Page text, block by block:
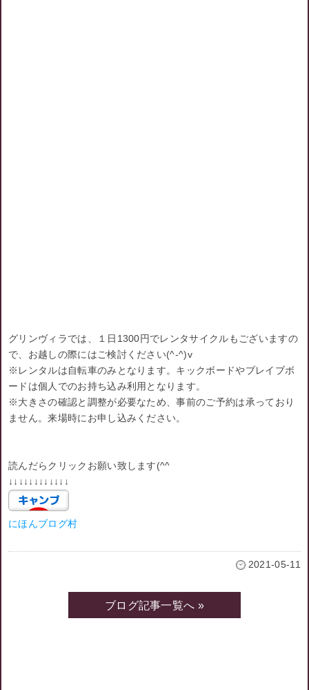
グリンヴィラでは、１日1300円でレンタサイクルもございますの
で、お越しの際にはご検討ください(^-^)v
※レンタルは自転車のみとなります。キックボードやブレイブボ
ードは個人でのお持ち込み利用となります。
※大きさの確認と調整が必要なため、事前のご予約は承っており
ません。来場時にお申し込みください。
読んだらクリックお願い致します(^^ゞ
↓↓↓↓↓↓↓↓↓↓↓↓
にほんブログ村
2021-05-11
ブログ記事一覧へ »